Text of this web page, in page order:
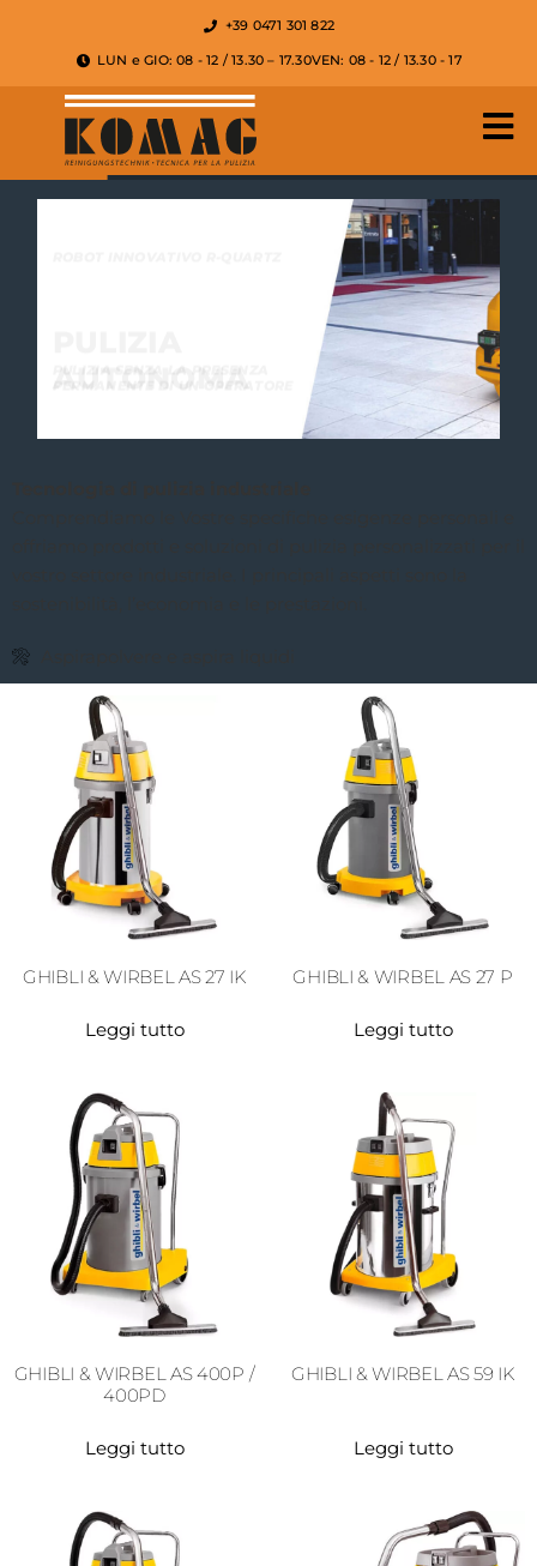
+39 0471 301 822
LUN e GIO: 08 - 12 / 13.30 – 17.30VEN: 08 - 12 / 13.30 - 17
GHIBLI & WIRBEL AS 27 IK
Leggi tutto
GHIBLI & WIRBEL AS 27 P
Leggi tutto
GHIBLI & WIRBEL AS 400P /
400PD
Leggi tutto
GHIBLI & WIRBEL AS 59 IK
Leggi tutto